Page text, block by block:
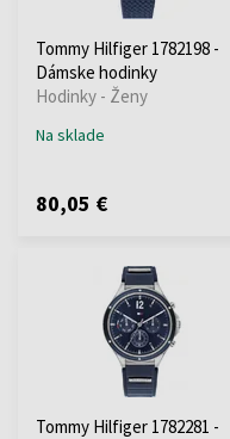
Tommy Hilfiger 1782198 -
Dámske hodinky
Hodinky - Ženy
Na sklade
80,05 €
Tommy Hilfiger 1782281 -